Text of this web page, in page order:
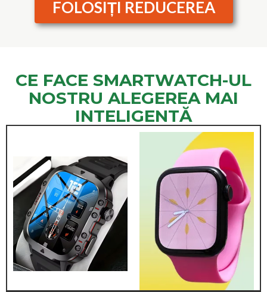
FOLOSIȚI REDUCEREA
CE FACE SMARTWATCH-UL
NOSTRU ALEGEREA MAI
INTELIGENTĂ